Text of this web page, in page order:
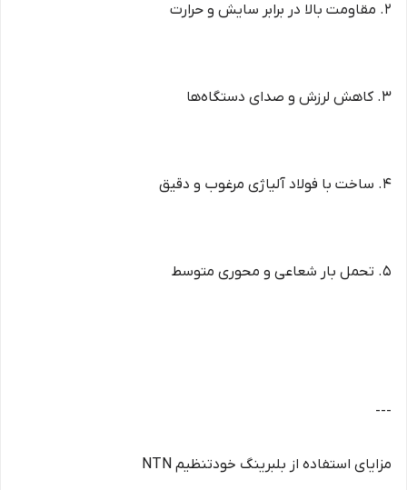
2. مقاومت بالا در برابر سایش و حرارت
3. کاهش لرزش و صدای دستگاه‌ها
4. ساخت با فولاد آلیاژی مرغوب و دقیق
5. تحمل بار شعاعی و محوری متوسط
---
مزایای استفاده از بلبرینگ خودتنظیم NTN